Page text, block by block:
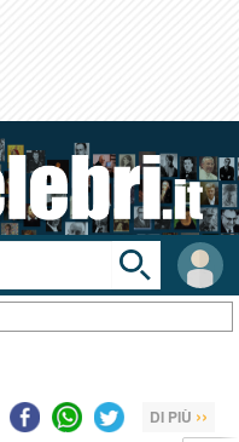
User
area
Toggle
search
bar
DI PIÙ ››